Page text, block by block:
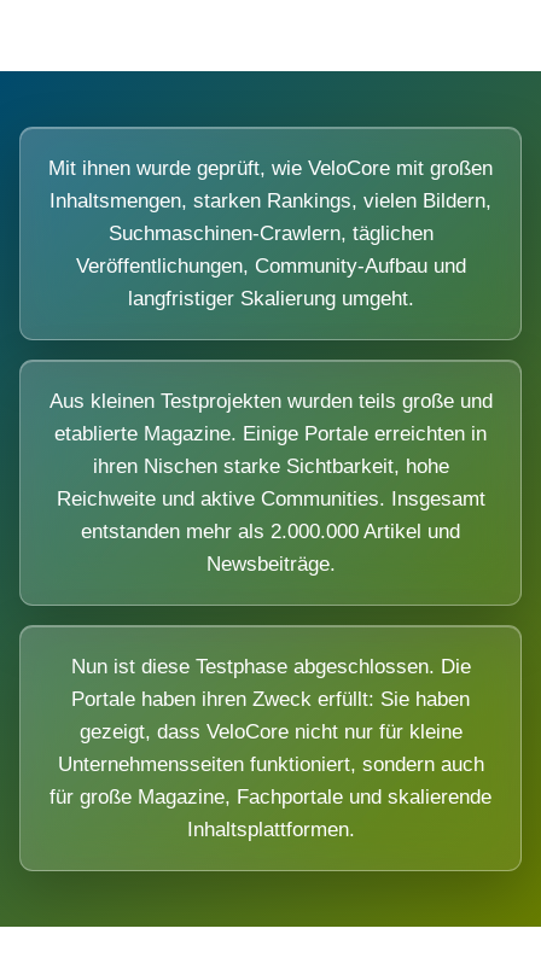
Mit ihnen wurde geprüft, wie VeloCore mit großen
Inhaltsmengen, starken Rankings, vielen Bildern,
Suchmaschinen-Crawlern, täglichen
Veröffentlichungen, Community-Aufbau und
langfristiger Skalierung umgeht.
Aus kleinen Testprojekten wurden teils große und
etablierte Magazine. Einige Portale erreichten in
ihren Nischen starke Sichtbarkeit, hohe
Reichweite und aktive Communities. Insgesamt
entstanden mehr als 2.000.000 Artikel und
Newsbeiträge.
Nun ist diese Testphase abgeschlossen. Die
Portale haben ihren Zweck erfüllt: Sie haben
gezeigt, dass VeloCore nicht nur für kleine
Unternehmensseiten funktioniert, sondern auch
für große Magazine, Fachportale und skalierende
Inhaltsplattformen.